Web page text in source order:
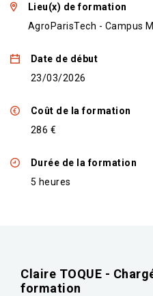
Lieu(x) de formation
AgroParisTech - Campus
Date de début
23/03/2026
Coût de la formation
286 €
Durée de la formation
5 heures
Claire TOQUE -
formation